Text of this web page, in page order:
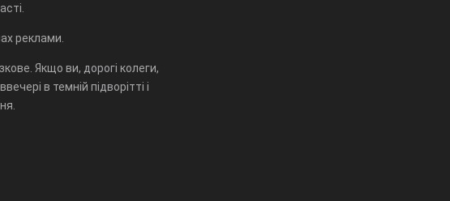
реклами.
Якщо ви, дорогі колеги,
в темній підворітті і